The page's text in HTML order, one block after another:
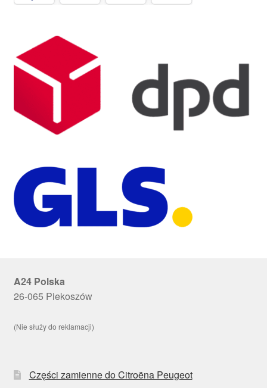
A24 Polska
26-065 Piekoszów
(Nie służy do reklamacji)
Części zamienne do Citroëna Peugeot